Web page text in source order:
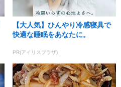
【大人気】ひんやり冷感寝具で
快適な睡眠をあなたに。
PR(アイリスプラザ)